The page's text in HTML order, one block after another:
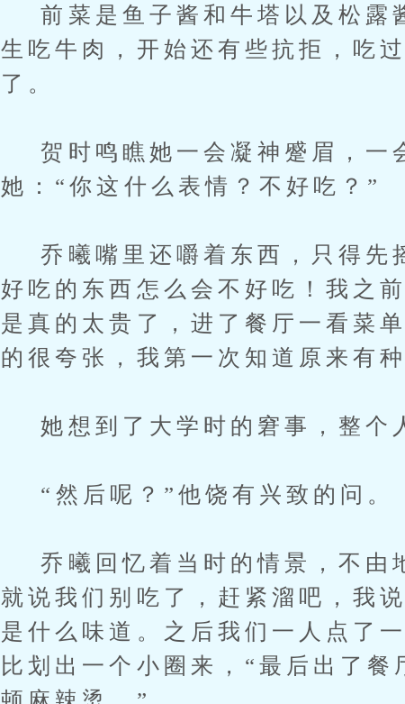
前菜是鱼子酱和牛塔以及松露
生吃牛肉，开始还有些抗拒，吃
了。
贺时鸣瞧她一会凝神蹙眉，一
她：“你这什么表情？不好吃？”
乔曦嘴里还嚼着东西，只得先
好吃的东西怎么会不好吃！我之
是真的太贵了，进了餐厅一看菜
的很夸张，我第一次知道原来有
她想到了大学时的窘事，整个
“然后呢？”他饶有兴致的问。
乔曦回忆着当时的情景，不由
就说我们别吃了，赶紧溜吧，我
是什么味道。之后我们一人点了
比划出一个小圈来，“最后出了餐